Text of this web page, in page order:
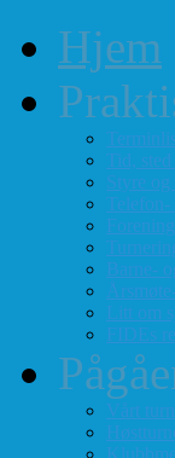
Hjem
Tid,
Styre og
Barne-
Litt om
FIDEs
Vårt